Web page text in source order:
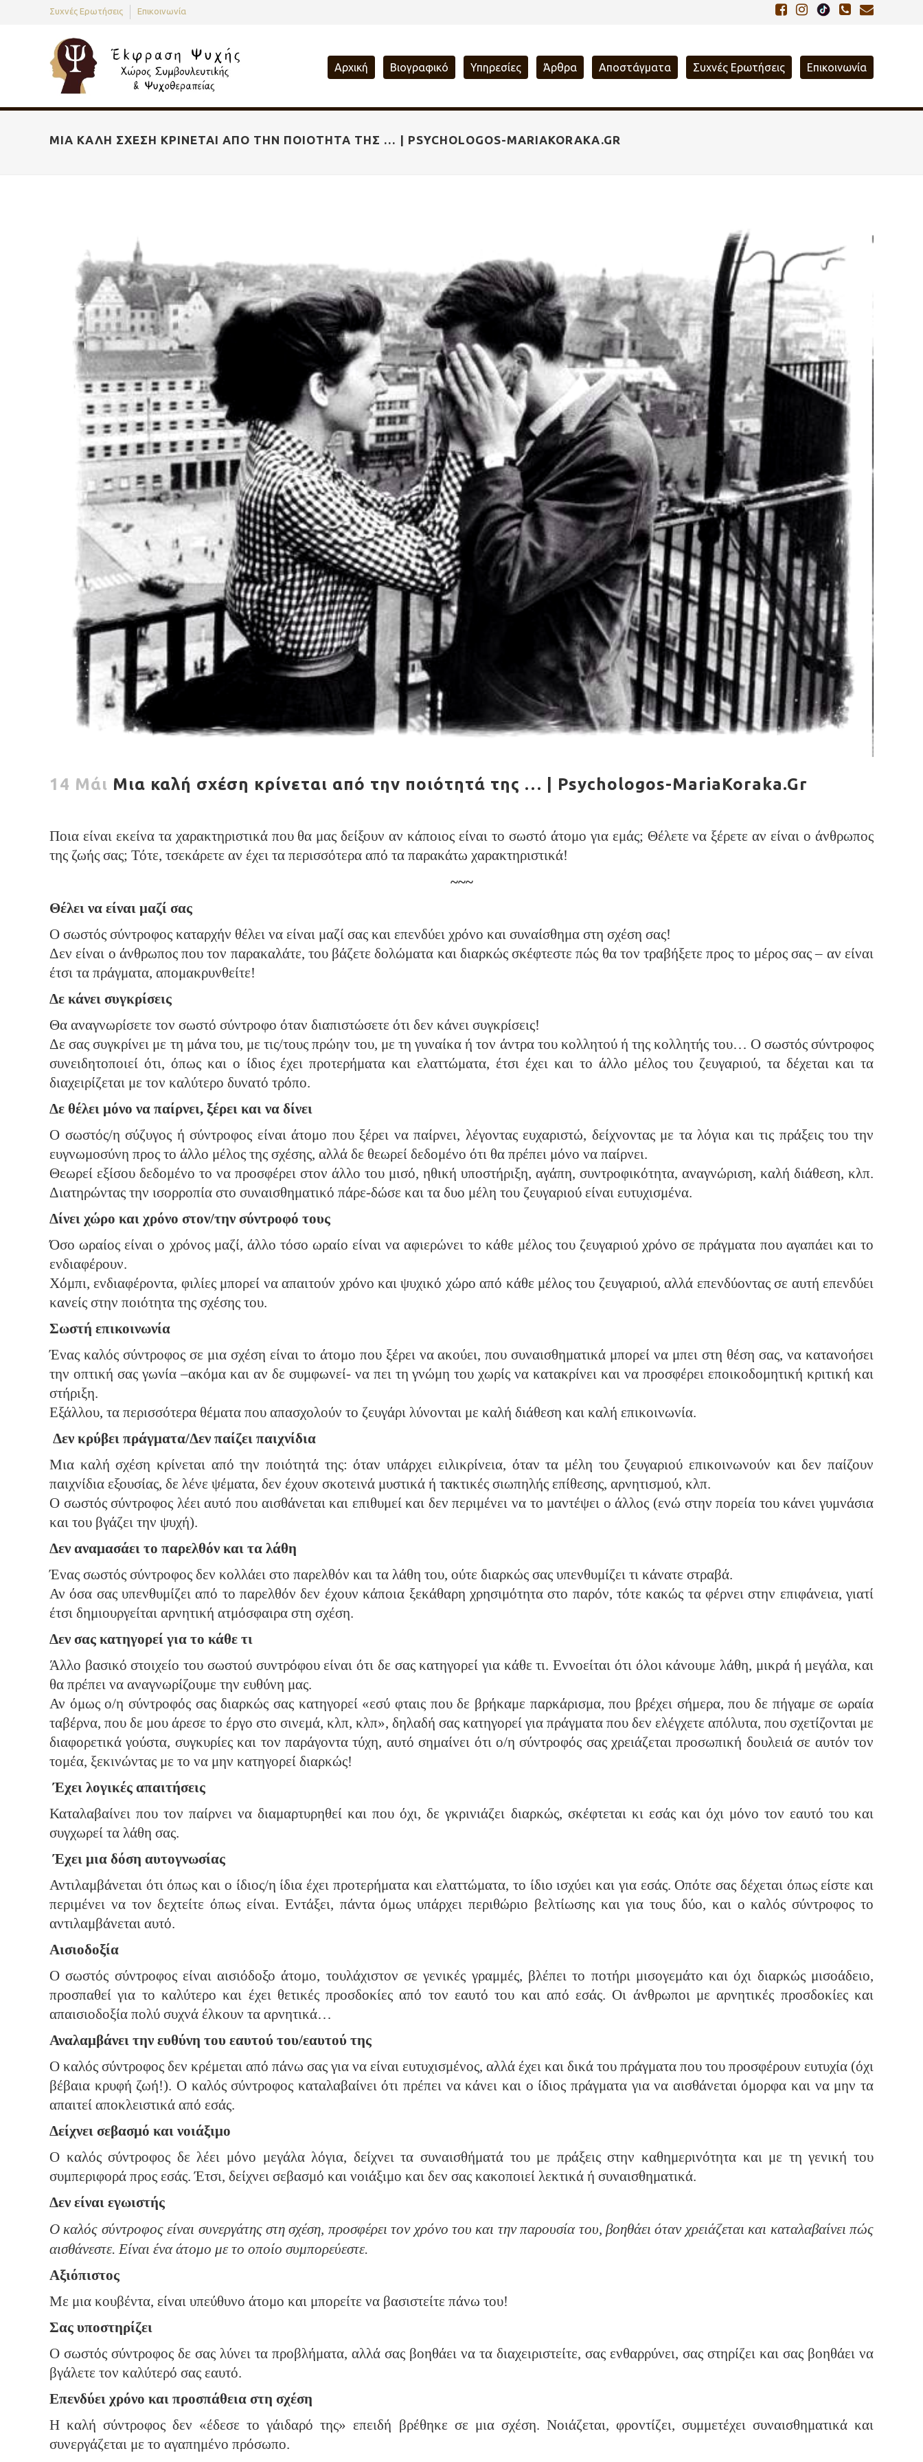
Συχνές Ερωτήσεις Επικοινωνία
Αρχική Βιογραφικό Υπηρεσίες Άρθρα Αποστάγματα Συχνές Ερωτήσεις Επικοινωνία
ΜΙΑ ΚΑΛΉ ΣΧΈΣΗ ΚΡΊΝΕΤΑΙ ΑΠΌ ΤΗΝ ΠΟΙΌΤΗΤΆ ΤΗΣ … | PSYCHOLOGOS-MARIAKORAKA.GR
14 Μάι Μια καλή σχέση κρίνεται από την ποιότητά της … | Psychologos-MariaKoraka.Gr
Ποια είναι εκείνα τα χαρακτηριστικά που θα μας δείξουν αν κάποιος είναι το σωστό άτομο για εμάς; Θέλετε να ξέρετε αν είναι ο άνθρωπος
της ζωής σας; Τότε, τσεκάρετε αν έχει τα περισσότερα από τα παρακάτω χαρακτηριστικά!
~~~
Θέλει να είναι μαζί σας
Ο σωστός σύντροφος καταρχήν θέλει να είναι μαζί σας και επενδύει χρόνο και συναίσθημα στη σχέση σας!
Δεν είναι ο άνθρωπος που τον παρακαλάτε, του βάζετε δολώματα και διαρκώς σκέφτεστε πώς θα τον τραβήξετε προς το μέρος σας – αν είναι
έτσι τα πράγματα, απομακρυνθείτε!
Δε κάνει συγκρίσεις
Θα αναγνωρίσετε τον σωστό σύντροφο όταν διαπιστώσετε ότι δεν κάνει συγκρίσεις!
Δε σας συγκρίνει με τη μάνα του, με τις/τους πρώην του, με τη γυναίκα ή τον άντρα του κολλητού ή της κολλητής του… Ο σωστός σύντροφος
συνειδητοποιεί ότι, όπως και ο ίδιος έχει προτερήματα και ελαττώματα, έτσι έχει και το άλλο μέλος του ζευγαριού, τα δέχεται και τα
διαχειρίζεται με τον καλύτερο δυνατό τρόπο.
Δε θέλει μόνο να παίρνει, ξέρει και να δίνει
Ο σωστός/η σύζυγος ή σύντροφος είναι άτομο που ξέρει να παίρνει, λέγοντας ευχαριστώ, δείχνοντας με τα λόγια και τις πράξεις του την
ευγνωμοσύνη προς το άλλο μέλος της σχέσης, αλλά δε θεωρεί δεδομένο ότι θα πρέπει μόνο να παίρνει.
Θεωρεί εξίσου δεδομένο το να προσφέρει στον άλλο του μισό, ηθική υποστήριξη, αγάπη, συντροφικότητα, αναγνώριση, καλή διάθεση, κλπ.
Διατηρώντας την ισορροπία στο συναισθηματικό πάρε-δώσε και τα δυο μέλη του ζευγαριού είναι ευτυχισμένα.
Δίνει χώρο και χρόνο στον/την σύντροφό τους
Όσο ωραίος είναι ο χρόνος μαζί, άλλο τόσο ωραίο είναι να αφιερώνει το κάθε μέλος του ζευγαριού χρόνο σε πράγματα που αγαπάει και το
ενδιαφέρουν.
Χόμπι, ενδιαφέροντα, φιλίες μπορεί να απαιτούν χρόνο και ψυχικό χώρο από κάθε μέλος του ζευγαριού, αλλά επενδύοντας σε αυτή επενδύει
κανείς στην ποιότητα της σχέσης του.
Σωστή επικοινωνία
Ένας καλός σύντροφος σε μια σχέση είναι το άτομο που ξέρει να ακούει, που συναισθηματικά μπορεί να μπει στη θέση σας, να κατανοήσει
την οπτική σας γωνία –ακόμα και αν δε συμφωνεί- να πει τη γνώμη του χωρίς να κατακρίνει και να προσφέρει εποικοδομητική κριτική και
στήριξη.
Εξάλλου, τα περισσότερα θέματα που απασχολούν το ζευγάρι λύνονται με καλή διάθεση και καλή επικοινωνία.
Δεν κρύβει πράγματα/Δεν παίζει παιχνίδια
Μια καλή σχέση κρίνεται από την ποιότητά της: όταν υπάρχει ειλικρίνεια, όταν τα μέλη του ζευγαριού επικοινωνούν και δεν παίζουν
παιχνίδια εξουσίας, δε λένε ψέματα, δεν έχουν σκοτεινά μυστικά ή τακτικές σιωπηλής επίθεσης, αρνητισμού, κλπ.
Ο σωστός σύντροφος λέει αυτό που αισθάνεται και επιθυμεί και δεν περιμένει να το μαντέψει ο άλλος (ενώ στην πορεία του κάνει γυμνάσια
και του βγάζει την ψυχή).
Δεν αναμασάει το παρελθόν και τα λάθη
Ένας σωστός σύντροφος δεν κολλάει στο παρελθόν και τα λάθη του, ούτε διαρκώς σας υπενθυμίζει τι κάνατε στραβά.
Αν όσα σας υπενθυμίζει από το παρελθόν δεν έχουν κάποια ξεκάθαρη χρησιμότητα στο παρόν, τότε κακώς τα φέρνει στην επιφάνεια, γιατί
έτσι δημιουργείται αρνητική ατμόσφαιρα στη σχέση.
Δεν σας κατηγορεί για το κάθε τι
Άλλο βασικό στοιχείο του σωστού συντρόφου είναι ότι δε σας κατηγορεί για κάθε τι. Εννοείται ότι όλοι κάνουμε λάθη, μικρά ή μεγάλα, και
θα πρέπει να αναγνωρίζουμε την ευθύνη μας.
Αν όμως ο/η σύντροφός σας διαρκώς σας κατηγορεί «εσύ φταις που δε βρήκαμε παρκάρισμα, που βρέχει σήμερα, που δε πήγαμε σε ωραία
ταβέρνα, που δε μου άρεσε το έργο στο σινεμά, κλπ, κλπ», δηλαδή σας κατηγορεί για πράγματα που δεν ελέγχετε απόλυτα, που σχετίζονται με
διαφορετικά γούστα, συγκυρίες και τον παράγοντα τύχη, αυτό σημαίνει ότι ο/η σύντροφός σας χρειάζεται προσωπική δουλειά σε αυτόν τον
τομέα, ξεκινώντας με το να μην κατηγορεί διαρκώς!
Έχει λογικές απαιτήσεις
Καταλαβαίνει που τον παίρνει να διαμαρτυρηθεί και που όχι, δε γκρινιάζει διαρκώς, σκέφτεται κι εσάς και όχι μόνο τον εαυτό του και
συγχωρεί τα λάθη σας.
Έχει μια δόση αυτογνωσίας
Αντιλαμβάνεται ότι όπως και ο ίδιος/η ίδια έχει προτερήματα και ελαττώματα, το ίδιο ισχύει και για εσάς. Οπότε σας δέχεται όπως είστε και
περιμένει να τον δεχτείτε όπως είναι. Εντάξει, πάντα όμως υπάρχει περιθώριο βελτίωσης και για τους δύο, και ο καλός σύντροφος το
αντιλαμβάνεται αυτό.
Αισιοδοξία
Ο σωστός σύντροφος είναι αισιόδοξο άτομο, τουλάχιστον σε γενικές γραμμές, βλέπει το ποτήρι μισογεμάτο και όχι διαρκώς μισοάδειο,
προσπαθεί για το καλύτερο και έχει θετικές προσδοκίες από τον εαυτό του και από εσάς. Οι άνθρωποι με αρνητικές προσδοκίες και
απαισιοδοξία πολύ συχνά έλκουν τα αρνητικά…
Αναλαμβάνει την ευθύνη του εαυτού του/εαυτού της
Ο καλός σύντροφος δεν κρέμεται από πάνω σας για να είναι ευτυχισμένος, αλλά έχει και δικά του πράγματα που του προσφέρουν ευτυχία (όχι
βέβαια κρυφή ζωή!). Ο καλός σύντροφος καταλαβαίνει ότι πρέπει να κάνει και ο ίδιος πράγματα για να αισθάνεται όμορφα και να μην τα
απαιτεί αποκλειστικά από εσάς.
Δείχνει σεβασμό και νοιάξιμο
Ο καλός σύντροφος δε λέει μόνο μεγάλα λόγια, δείχνει τα συναισθήματά του με πράξεις στην καθημερινότητα και με τη γενική του
συμπεριφορά προς εσάς. Έτσι, δείχνει σεβασμό και νοιάξιμο και δεν σας κακοποιεί λεκτικά ή συναισθηματικά.
Δεν είναι εγωιστής
Ο καλός σύντροφος είναι συνεργάτης στη σχέση, προσφέρει τον χρόνο του και την παρουσία του, βοηθάει όταν χρειάζεται και καταλαβαίνει πώς
αισθάνεστε. Είναι ένα άτομο με το οποίο συμπορεύεστε.
Αξιόπιστος
Με μια κουβέντα, είναι υπεύθυνο άτομο και μπορείτε να βασιστείτε πάνω του!
Σας υποστηρίζει
Ο σωστός σύντροφος δε σας λύνει τα προβλήματα, αλλά σας βοηθάει να τα διαχειριστείτε, σας ενθαρρύνει, σας στηρίζει και σας βοηθάει να
βγάλετε τον καλύτερό σας εαυτό.
Επενδύει χρόνο και προσπάθεια στη σχέση
Η καλή σύντροφος δεν «έδεσε το γάιδαρό της» επειδή βρέθηκε σε μια σχέση. Νοιάζεται, φροντίζει, συμμετέχει συναισθηματικά και
συνεργάζεται με το αγαπημένο πρόσωπο.